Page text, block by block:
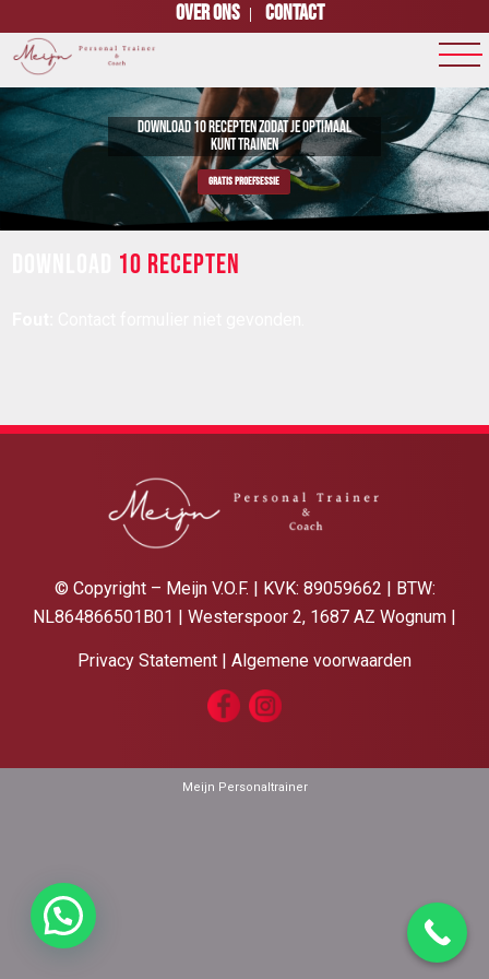
Over ons Contact
DOWNLOAD 10 RECEPTEN ZODAT JE OPTIMAAL
KUNT TRAINEN
GRATIS PROEFSESSIE
10 RECEPTEN
© Copyright – Meijn V.O.F. | KVK: 89059662 | BTW:
NL864866501B01 | Westerspoor 2, 1687 AZ Wognum |
Privacy Statement | Algemene voorwaarden
Meijn Personaltrainer